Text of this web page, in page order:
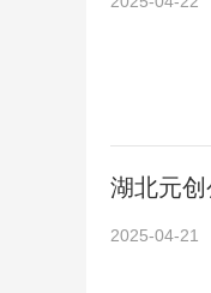
湖北元
2025-04-21